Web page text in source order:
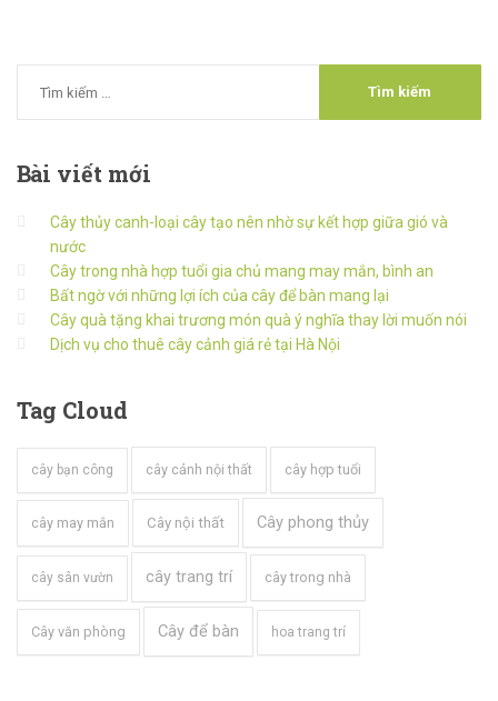
Bài viết mới
Cây thủy canh-loại cây tạo nên nhờ sự kết hợp giữa gió và
nước
Cây trong nhà hợp tuổi gia chủ mang may mắn, bình an
Bất ngờ với những lợi ích của cây để bàn mang lại
Cây quà tặng khai trương món quà ý nghĩa thay lời muốn nói
Dịch vụ cho thuê cây cảnh giá rẻ tại Hà Nội
Tag Cloud
cây bạn công cây cảnh nội thất cây hợp tuổi
cây may mắn Cây nội thất Cây phong thủy
cây sân vườn cây trang trí cây trong nhà
Cây văn phòng Cây để bàn hoa trang trí